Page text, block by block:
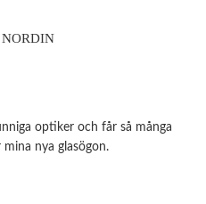
optiker och får så många
nya glasögon.